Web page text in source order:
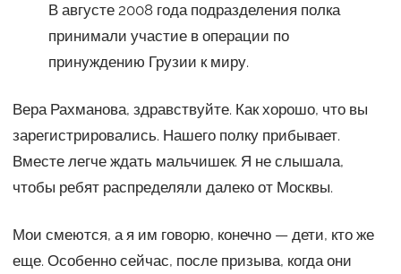
В августе 2008 года подразделения полка
принимали участие в операции по
принуждению Грузии к миру.
Вера Рахманова, здравствуйте. Как хорошо, что вы
зарегистрировались. Нашего полку прибывает.
Вместе легче ждать мальчишек. Я не слышала,
чтобы ребят распределяли далеко от Москвы.
Мои смеются, а я им говорю, конечно — дети, кто же
еще. Особенно сейчас, после призыва, когда они